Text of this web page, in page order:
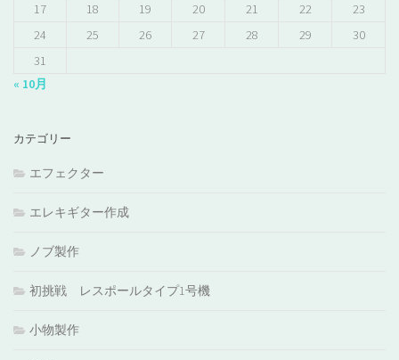
17
18 19 20 21 22
23
24
25 26 27 28 29
30
31
« 10月
カテゴリー
エフェクター
エレキギター作成
ノブ製作
初挑戦 レスポールタイプ1号機
小物製作